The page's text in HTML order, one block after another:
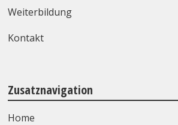
Weiterbildung
Kontakt
Zusatznavigation
Home